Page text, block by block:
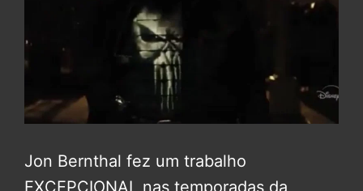
Jon Bernthal fez um trabalho
EXCEPCIONAL nas temporadas da